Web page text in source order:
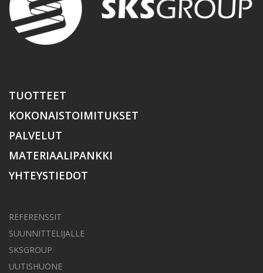
TUOTTEET
KOKONAISTOIMITUKSET
PALVELUT
MATERIAALIPANKKI
YHTEYSTIEDOT
REFERENSSIT
SUUNNITTELIJALLE
SKSGROUP
UUTISHUONE